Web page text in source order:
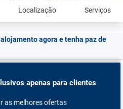
Localização Serviços
agora e tenha paz de
apenas para clientes
as melhores ofertas